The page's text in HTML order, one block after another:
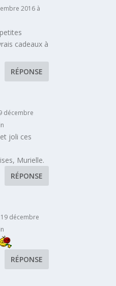
2016 à
cadeaux à
RÉPONSE
décembre
joli ces
Murielle.
RÉPONSE
décembre
RÉPONSE